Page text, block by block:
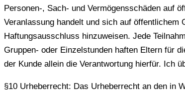
Personen-, Sach- und Vermögensschäden auf
Veranlassung handelt und sich auf öffentlichem
Haftungsausschluss hinzuweisen. Jede
Gruppen- oder Einzelstunden haften Eltern für
der Kunde allein die Verantwortung hierfür. Ich
§10 Urheberrecht: Das Urheberrecht an den in